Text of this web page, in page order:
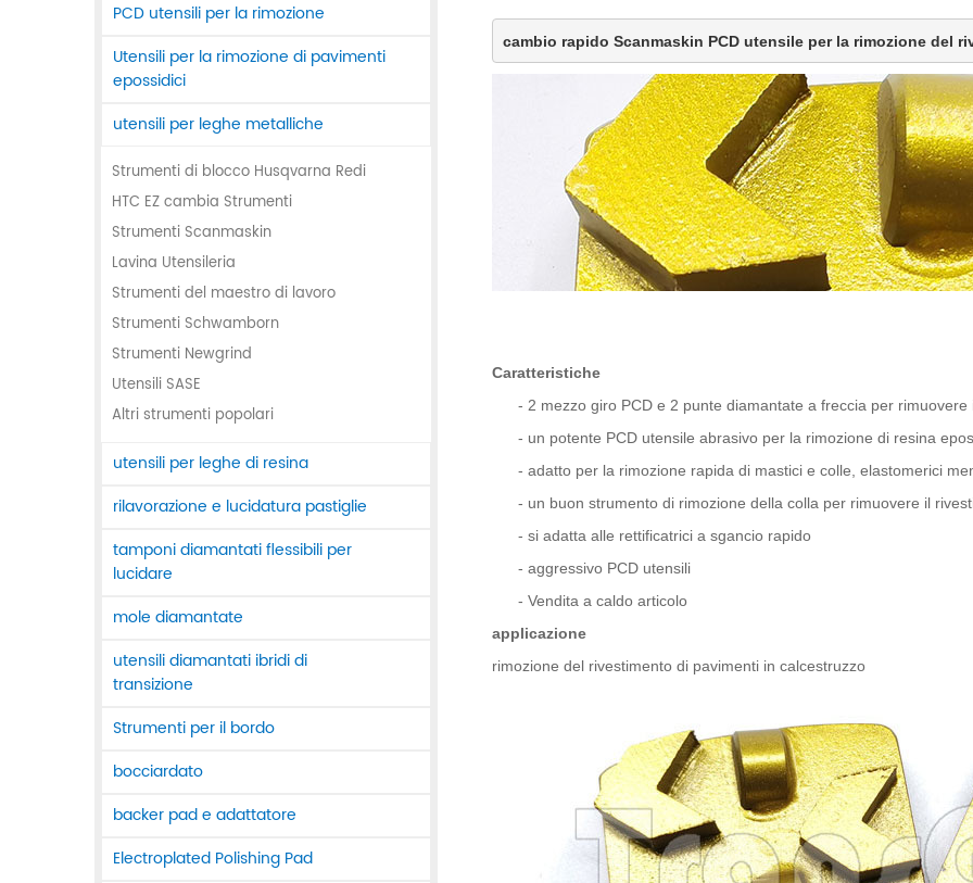
PCD utensili per la rimozione
Utensili per la rimozione di pavimenti
epossidici
utensili per leghe metalliche
Strumenti di blocco Husqvarna Redi
HTC EZ cambia Strumenti
Strumenti Scanmaskin
Lavina Utensileria
Strumenti del maestro di lavoro
Strumenti Schwamborn
Strumenti Newgrind
Utensili SASE
Altri strumenti popolari
utensili per leghe di resina
rilavorazione e lucidatura pastiglie
tamponi diamantati flessibili per
lucidare
mole diamantate
utensili diamantati ibridi di
transizione
Strumenti per il bordo
bocciardato
backer pad e adattatore
Electroplated Polishing Pad
cambio rapido Scanmaskin PCD utensile per la rimozione del
Caratteristiche
- 2 mezzo giro PCD e 2 punte diamantate a freccia per rimuovere
- un potente PCD utensile abrasivo per la rimozione di resina
- adatto per la rimozione rapida di mastici e colle, elastomerici
- un buon strumento di rimozione della colla per rimuovere il
- si adatta alle rettificatrici a sgancio rapido
- aggressivo PCD utensili
- Vendita a caldo articolo
applicazione
rimozione del rivestimento di pavimenti in calcestruzzo